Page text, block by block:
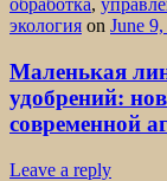
обработка,
экология on June
Маленькая
удобрений:
современной
Leave a reply